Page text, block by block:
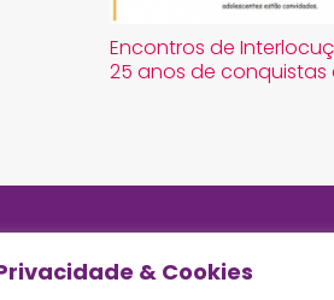
& Cookies
Encontros de
25 anos de conquistas